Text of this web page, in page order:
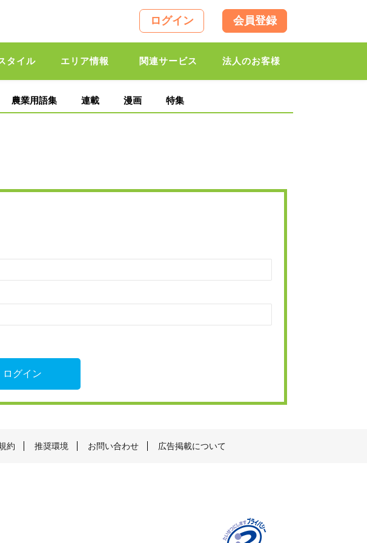
ログイン 会員登録
タイル エリア情報 関連サービス 法人のお客様
農業用語集 連載 漫画 特集
約 推奨環境 お問い合わせ 広告掲載について